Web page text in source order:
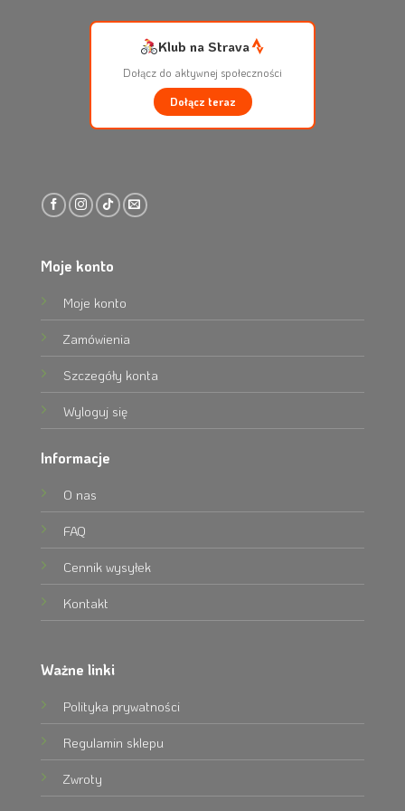
Klub na Strava
Dołącz do aktywnej społeczności
Dołącz teraz
Moje konto
Moje konto
Zamówienia
Szczegóły konta
Wyloguj się
Informacje
O nas
FAQ
Cennik wysyłek
Kontakt
Ważne linki
Polityka prywatności
Regulamin sklepu
Zwroty